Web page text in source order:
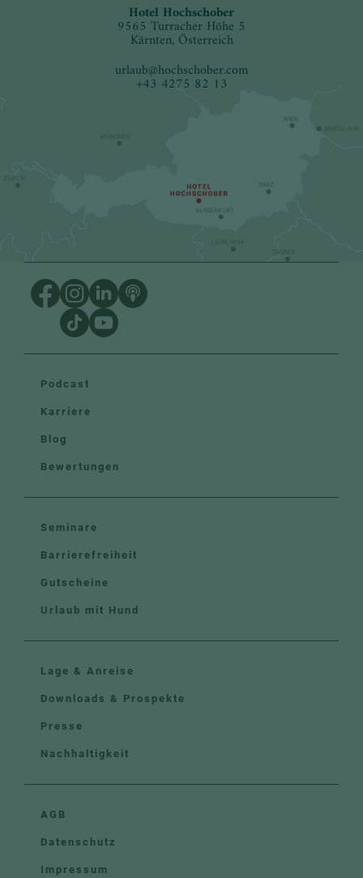
Hotel Hochschober
9565 Turracher Höhe 5
Kärnten, Österreich
urlaub@hochschober.com
+43 4275 82 13
Podcast
Karriere
Blog
Bewertungen
Seminare
Barrierefreiheit
Gutscheine
Urlaub mit Hund
Lage & Anreise
Downloads & Prospekte
Presse
Nachhaltigkeit
AGB
Datenschutz
Impressum